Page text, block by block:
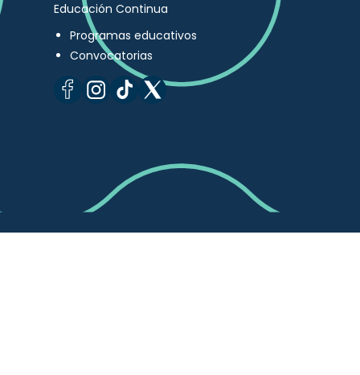
Educación Continua
Programas educativos
Convocatorias